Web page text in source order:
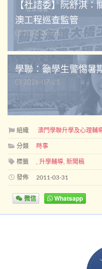
【社諮委】阮舒淇
澳工程巡查監管
2026-08-05
學聯：籲學生警惕暑
2026-07-21
組織 澳門學聯升學及心理輔
分類 時事
標籤 升學輔導 新聞稿
發佈 2011-03-31
微信 Whatsapp